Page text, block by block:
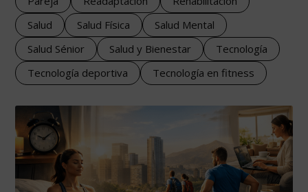
Salud
Salud Física
Salud Mental
Salud Sénior
Salud y Bienestar
Tecnología
Tecnología deportiva
Tecnología en fitness